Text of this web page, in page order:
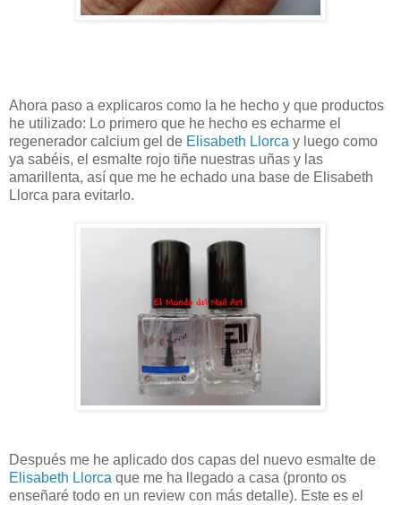
Ahora paso a explicaros como la he hecho y que productos
he utilizado: Lo primero que he hecho es echarme el
regenerador calcium gel de Elisabeth Llorca y luego como
ya sabéis, el esmalte rojo tiñe nuestras uñas y las
amarillenta, así que me he echado una base de Elisabeth
Llorca para evitarlo.
Después me he aplicado dos capas del nuevo esmalte de
Elisabeth Llorca que me ha llegado a casa (pronto os
enseñaré todo en un review con más detalle). Este es el